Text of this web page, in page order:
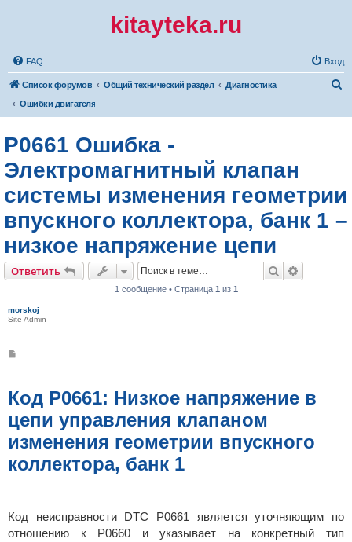
kitayteka.ru
FAQ Вход
Список форумов Общий технический раздел
Диагностика
Ошибки двигателя
P0661 Ошибка -
Электромагнитный клапан
системы изменения геометрии
впускного коллектора, банк 1 –
низкое напряжение цепи
Ответить Поиск
1 сообщение • Страница 1 из 1
morskoj
Site Admin
щ
е
и
е
Код P0661: Низкое напряжение в
цепи управления клапаном
изменения геометрии впускного
коллектора, банк 1
Код неисправности DTC P0661 является уточняющим по
отношению к P0660 и указывает на конкретный тип